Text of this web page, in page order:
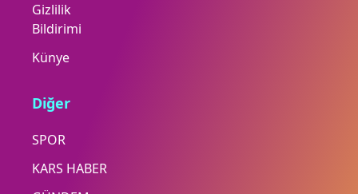
Gizlilik
Bildirimi
Künye
Diğer
SPOR
KARS HABER